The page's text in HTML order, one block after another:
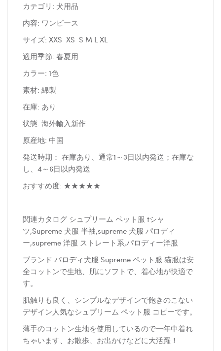
カテゴリ: 犬用品
内容: ワンピース
サイズ: XXS XS S M L XL
適用季節: 春夏用
カラー: 1色
素材: 綿製
在庫: あり
状態: 海外輸入新作
原産地: 中国
発送時期： 在庫あり、通常1～3日以内発送；在庫な
し、4～6日以内発送
おすすめ度: ★★★★★
関連カタログ シュプリーム ペット服 tシャ
ツ,Supreme 犬服 半袖,supreme 犬服 パロディ
ー,supreme 洋服 ストレート系,パロディー洋服
ブランド パロディ犬服 Supreme ペット服 猫服は安
全コットンで生地、肌にソフトで、着心地が快適で
す。
肌触りも良く、シンプルなデザインで飽きのこない
デザイン人気なシュプリーム ペット服 コピーです。
薄手のコットン生地を使用しているので一年中着れ
ちゃいます、お散歩、お出かけなどに大活躍！